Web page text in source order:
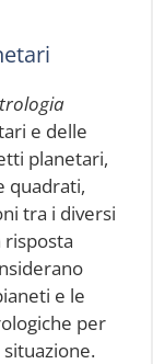
e delle
planetari,
quadrati,
tra i diversi
e le
per